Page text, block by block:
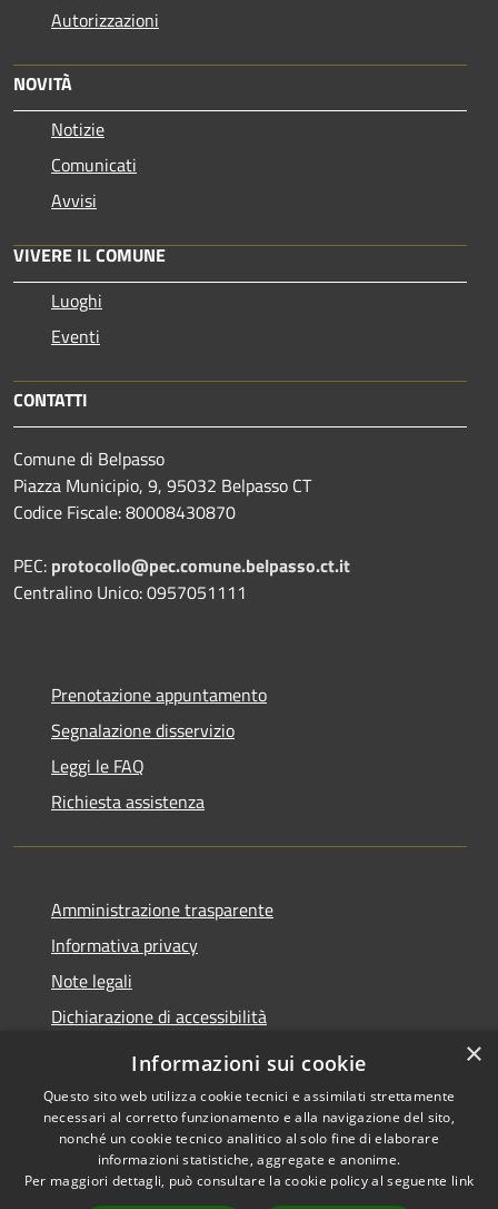
Autorizzazioni
NOVITÀ
Notizie
Comunicati
Avvisi
VIVERE IL COMUNE
Luoghi
Eventi
CONTATTI
Comune di Belpasso
Piazza Municipio, 9, 95032 Belpasso CT
Codice Fiscale: 80008430870
PEC: protocollo@pec.comune.belpasso.ct.it
Centralino Unico: 0957051111
Prenotazione appuntamento
Segnalazione disservizio
Leggi le FAQ
Richiesta assistenza
Amministrazione trasparente
Informativa privacy
Note legali
Dichiarazione di accessibilità
RSS
Accessibilità
Privacy
Copyright © 2026 • Comune di
Belpasso • Powered by
Municipium•Accesso
×
Informazioni sui cookie
Questo sito web utilizza cookie tecnici e assimilati strettamente
necessari al corretto funzionamento e alla navigazione del sito,
nonché un cookie tecnico analitico al solo fine di elaborare
informazioni statistiche, aggregate e anonime.
Per maggiori dettagli, può consultare la cookie policy al seguente link